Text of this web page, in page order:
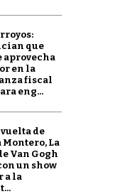
que
aprovecha
en la
fiscal
eng...
vuelta de
Montero, La
Van Gogh
un show
a la